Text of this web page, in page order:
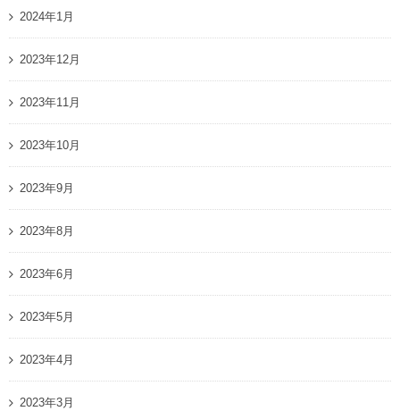
2024年1月
2023年12月
2023年11月
2023年10月
2023年9月
2023年8月
2023年6月
2023年5月
2023年4月
2023年3月